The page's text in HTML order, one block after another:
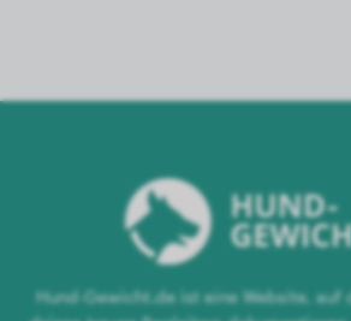
Hund-Gewicht.de ist eine Website, auf